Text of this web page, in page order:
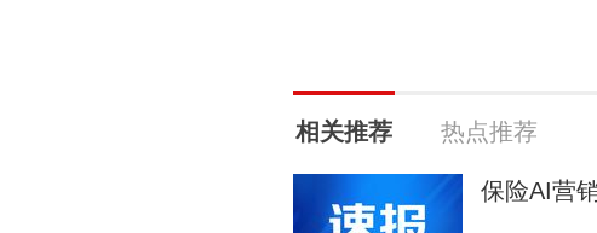
相关推荐 热点推荐
保险AI营